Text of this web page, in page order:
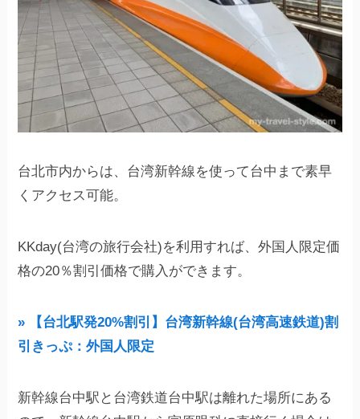
台北市内からは、台湾新幹線を使って台中まで素早
くアクセス可能。
KKday(台湾の旅行会社)を利用すれば、外国人限定価
格の20％割引価格で購入ができます。
» 【台北駅発20%割引】台湾新幹線(台湾高速鉄道)割
引きっぷ：外国人限定
新幹線台中駅と台湾鉄道台中駅は離れた場所にある